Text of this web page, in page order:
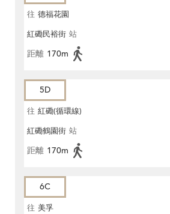
往 德福花園
紅磡民裕街 站
距離 170m
5D
往 紅磡(循環線)
紅磡鶴園街 站
距離 170m
6C
往 美孚